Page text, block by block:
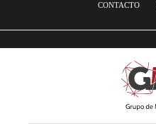
CONTACTO